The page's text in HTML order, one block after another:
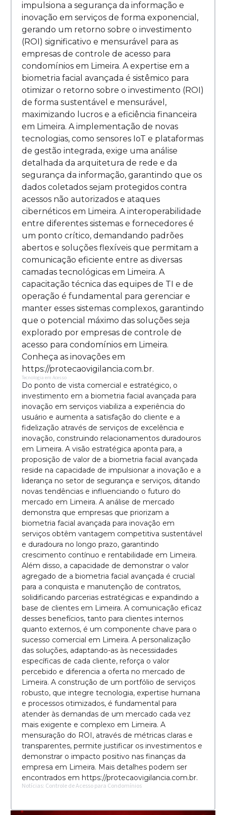
impulsiona a segurança da informação e
inovação em serviços de forma exponencial,
gerando um retorno sobre o investimento
(ROI) significativo e mensurável para as
empresas de controle de acesso para
condomínios em Limeira. A expertise em a
biometria facial avançada é sistêmico para
otimizar o retorno sobre o investimento (ROI)
de forma sustentável e mensurável,
maximizando lucros e a eficiência financeira
em Limeira. A implementação de novas
tecnologias, como sensores IoT e plataformas
de gestão integrada, exige uma análise
detalhada da arquitetura de rede e da
segurança da informação, garantindo que os
dados coletados sejam protegidos contra
acessos não autorizados e ataques
cibernéticos em Limeira. A interoperabilidade
entre diferentes sistemas e fornecedores é
um ponto crítico, demandando padrões
abertos e soluções flexíveis que permitam a
comunicação eficiente entre as diversas
camadas tecnológicas em Limeira. A
capacitação técnica das equipes de TI e de
operação é fundamental para gerenciar e
manter esses sistemas complexos, garantindo
que o potencial máximo das soluções seja
explorado por empresas de controle de
acesso para condomínios em Limeira.
Conheça as inovações em
https://protecaovigilancia.com.br.
Tecnologia em Acesso
Do ponto de vista comercial e estratégico, o
investimento em a biometria facial avançada para
inovação em serviços viabiliza a experiência do
usuário e aumenta a satisfação do cliente e a
fidelização através de serviços de excelência e
inovação, construindo relacionamentos duradouros
em Limeira. A visão estratégica aponta para, a
proposição de valor de a biometria facial avançada
reside na capacidade de impulsionar a inovação e a
liderança no setor de segurança e serviços, ditando
novas tendências e influenciando o futuro do
mercado em Limeira. A análise de mercado
demonstra que empresas que priorizam a
biometria facial avançada para inovação em
serviços obtêm vantagem competitiva sustentável
e duradoura no longo prazo, garantindo
crescimento contínuo e rentabilidade em Limeira.
Além disso, a capacidade de demonstrar o valor
agregado de a biometria facial avançada é crucial
para a conquista e manutenção de contratos,
solidificando parcerias estratégicas e expandindo a
base de clientes em Limeira. A comunicação eficaz
desses benefícios, tanto para clientes internos
quanto externos, é um componente chave para o
sucesso comercial em Limeira. A personalização
das soluções, adaptando-as às necessidades
específicas de cada cliente, reforça o valor
percebido e diferencia a oferta no mercado de
Limeira. A construção de um portfólio de serviços
robusto, que integre tecnologia, expertise humana
e processos otimizados, é fundamental para
atender às demandas de um mercado cada vez
mais exigente e complexo em Limeira. A
mensuração do ROI, através de métricas claras e
transparentes, permite justificar os investimentos e
demonstrar o impacto positivo nas finanças da
empresa em Limeira. Mais detalhes podem ser
encontrados em https://protecaovigilancia.com.br.
Notícias: Controle de Acesso para Condomínios